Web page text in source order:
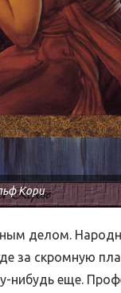
Кори
делом.
за скромную
нибудь еще.